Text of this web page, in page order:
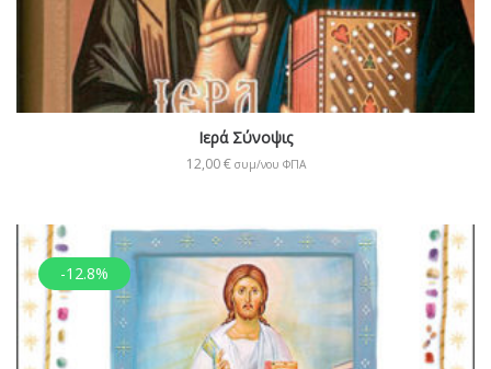
Ιερά Σύνοψις
12,00€ συμ/νου ΦΠΑ
-12.8%